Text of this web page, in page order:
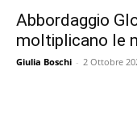
Abbordaggio
moltiplicano le
Giulia Boschi - 2 Ottobre